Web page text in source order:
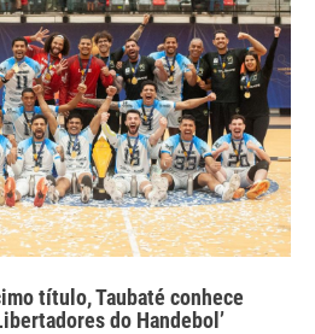
título, Taubaté conhece
do Handebol’